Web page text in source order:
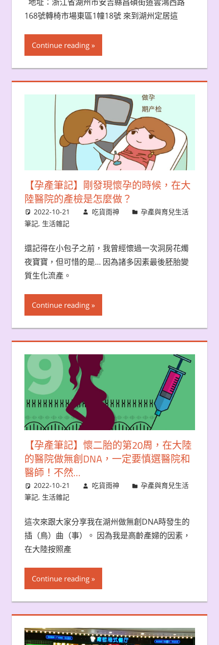
168號轉椅市場東區1幢18號 來到湖州定居這
Continue reading
【孕產筆記】剛發現懷孕的時候，在大
陸醫院的產檢是怎麼做？
2022-10-21 吃貨雨神
孕產與育兒生活
筆記, 生活雜記
還記得在小包子之前，我曾經懷過一次洞房花燭
夜寶寶，但可惜的是… 因為諸多因素最後胚胎變
質生化流產。
Continue reading
【孕產筆記】懷二胎的第20周，在大陸
的醫院做無創DNA，一定要慎選醫院和
醫師！不然…
2022-10-21 吃貨雨神
孕產與育兒生活
筆記, 生活雜記
這次來跟大家分享我在湖州做無創DNA時發生的
插（鳥）曲（事）。 因為我是高齡產婦的因素，
在大陸按照產
Continue reading